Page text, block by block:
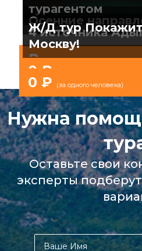
турагентом
₽
Осенние
0 ₽
4 источника
0 ₽ (за одного человека)
Ж/Д тур
Москву!
Нужна
Оставьте свои
эксперты